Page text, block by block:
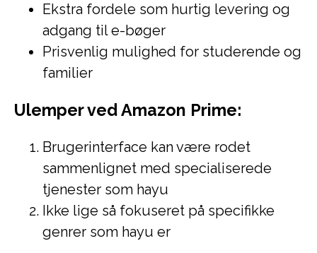
Ekstra fordele som hurtig levering og
adgang til e-bøger
Prisvenlig mulighed for studerende og
familier
Ulemper ved Amazon Prime:
Brugerinterface kan være rodet
sammenlignet med specialiserede
tjenester som hayu
Ikke lige så fokuseret på specifikke
genrer som hayu er